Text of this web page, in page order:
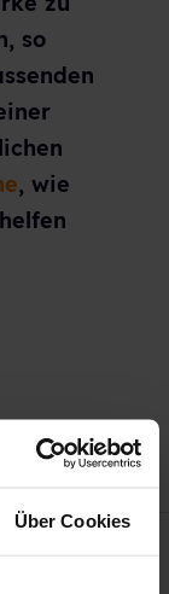
Über Cookies
so
, wie